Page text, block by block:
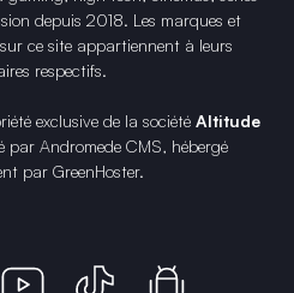
depuis 2018. Les marques et
ce site appartiennent à leurs
respectifs.
exclusive de la société Altitude
par Andromede CMS, hébergé
par GreenHoster.